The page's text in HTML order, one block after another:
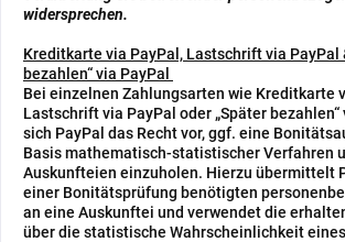
widersprechen.
Kreditkarte via PayPal, Lastschrift via PayPal
bezahlen“ via PayPal
Bei einzelnen Zahlungsarten wie Kreditkarte
Lastschrift via PayPal oder „Später
sich PayPal das Recht vor, ggf. eine
Basis mathematisch-statistischer Verfahren
Auskunfteien einzuholen. Hierzu übermittelt
einer Bonitätsprüfung benötigten
an eine Auskunftei und verwendet die
über die statistische Wahrscheinlichkeit